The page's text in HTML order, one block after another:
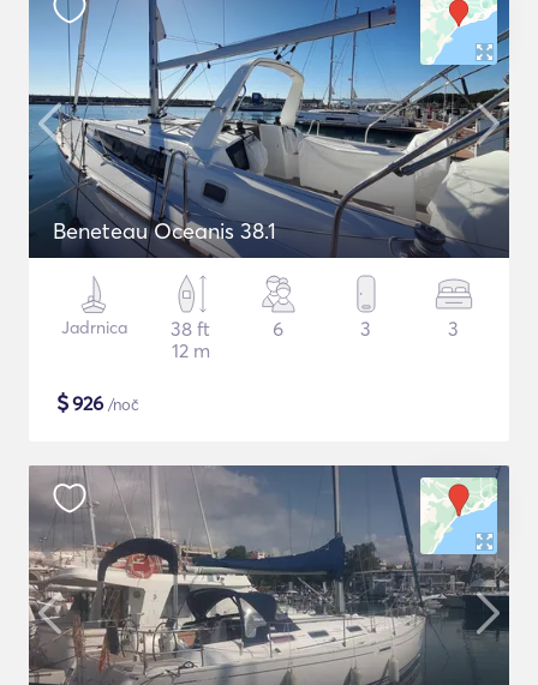
Beneteau Oceanis 38.1
Jadrnica
38 ft
12 m
6 3 3
$926 /noč